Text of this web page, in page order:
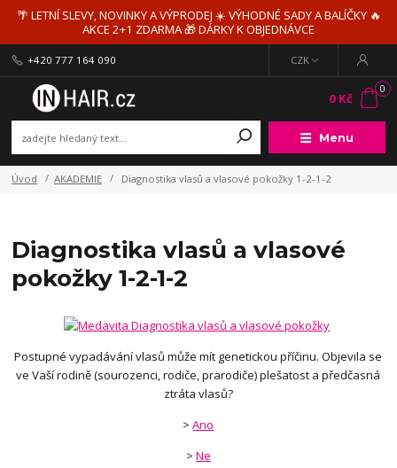
🌴 LETNÍ SLEVY, NOVINKY A VÝPRODEJ ☀️ VÝHODNÉ SADY A BALÍČKY 🔥
AKCE 2+1 ZDARMA 🎁 DÁRKY K OBJEDNÁVCE
Menu
CZK
+420 777 164 090
0
0 Kč
Úvod AKADEMIE Diagnostika vlasů a vlasové pokožky 1-2-1-2
Diagnostika vlasů a vlasové
pokožky 1-2-1-2
Postupné vypadávání vlasů může mít genetickou příčinu. Objevila se
ve Vaší rodině (sourozenci, rodiče, prarodiče) plešatost a předčasná
ztráta vlasů?
>Ano
> Ne